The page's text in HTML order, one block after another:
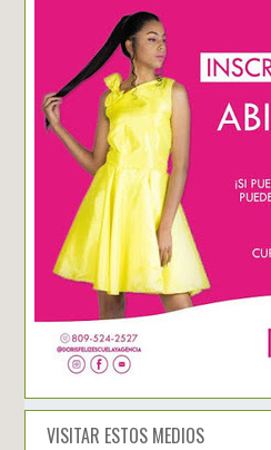
VISITAR ESTOS MEDIOS